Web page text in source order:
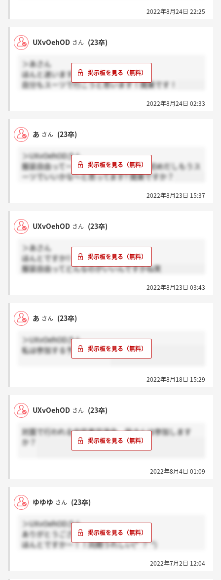
2022年8月24日 22:25
UXvOehOD さん (23卒)
＞あさん
ほんと迷います笑
自分もスーツで行こうと思います！関東です！
2022年8月24日 02:33
あ さん (23卒)
＞UXvOehODさん
服装自由って一番困りますよね笑 対面初めだしもうス
ーツでいいかな～と思ってます? 関東ですか？
2022年8月23日 15:37
UXvOehOD さん (23卒)
＞あさん
ほんとですか!!
服装自由ってどんなのがいいんですかね笑
2022年8月23日 03:43
あ さん (23卒)
＞UXvOehODさん
私は参加する予定です～！
2022年8月18日 15:29
UXvOehOD さん (23卒)
対面で行われる内定者交流会、皆さんは参加します
か？
2022年8月4日 01:09
ゆゆゆ さん (23卒)
＞UXvOehODさん
ありがとうございます！！！（ ; ; ）
ほんとですかー！！同期うれしい(*´?`*)
2022年7月2日 12:04